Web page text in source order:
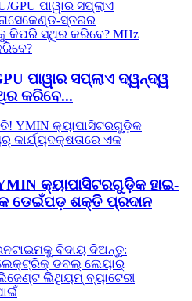
ପାୱାର ସପ୍ଲାଏ ଦ୍ୱନ୍ଦ୍ୱ
କରିବେ...
କ୍ୟାପାସିଟରଗୁଡ଼ିକ ହାଇ-
ଡେଇଁପଡ଼ ଶକ୍ତି ପ୍ରଦାନ